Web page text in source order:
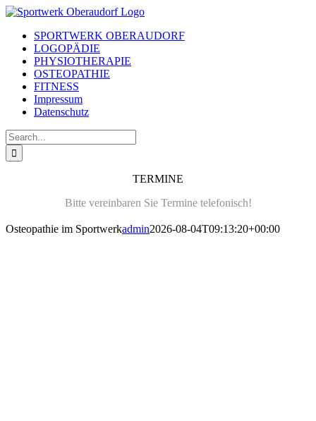
Skip
contentSPORTWERK OBERAUDORF
LOGOPÄDIE
PHYSIOTHERAPIE
OSTEOPATHIE
FITNESS
Impressum
Datenschutz
Search
for:
TERMINE
Bitte vereinbaren Sie Termine telefonisch!
Osteopathie im Sportwerkadmin2026-08-04T09:13:20+00:00